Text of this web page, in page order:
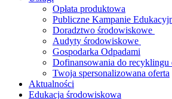
Opłata produktowa
Publiczne Kampanie
Doradztwo środowiskowe
Audyty środowiskowe
Gospodarka Odpadami
Dofinansowania do recyklingu
Twoja spersonalizowana oferta
Aktualności
Edukacja środowiskowa